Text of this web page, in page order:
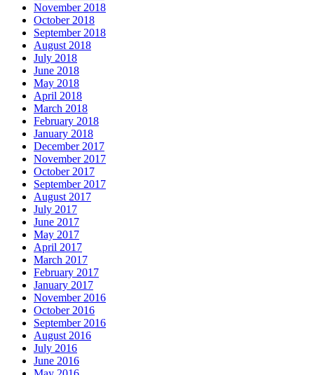
November 2018
October 2018
September 2018
August 2018
July 2018
June 2018
May 2018
April 2018
March 2018
February 2018
January 2018
December 2017
November 2017
October 2017
September 2017
August 2017
July 2017
June 2017
May 2017
April 2017
March 2017
February 2017
January 2017
November 2016
October 2016
September 2016
August 2016
July 2016
June 2016